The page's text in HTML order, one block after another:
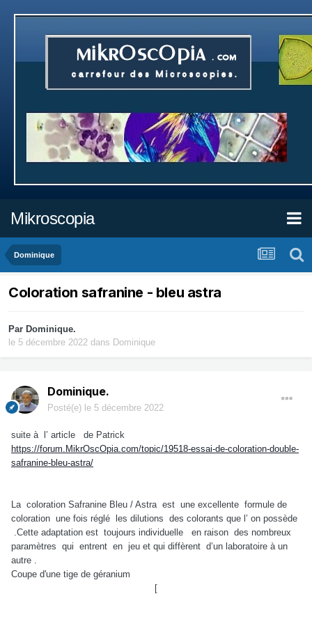
Mikroscopia
Dominique
Coloration safranine - bleu astra
Par Dominique.
le 5 décembre 2022 dans Dominique
Dominique.
Posté(e) le 5 décembre 2022
suite à l’ article de Patrick
https://forum.MikrOscOpia.com/topic/19518-essai-de-coloration-double-
safranine-bleu-astra/
La coloration Safranine Bleu / Astra est une excellente formule de
coloration une fois réglé les dilutions des colorants que l’ on possède
.Cette adaptation est toujours individuelle en raison des nombreux
paramètres qui entrent en jeu et qui diffèrent d’un laboratoire à un
autre .
Coupe d'une tige de géranium
[